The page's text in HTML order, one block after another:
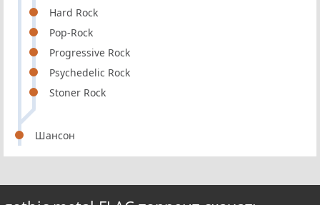
Hard Rock
Pop-Rock
Progressive Rock
Psychedelic Rock
Stoner Rock
Шансон